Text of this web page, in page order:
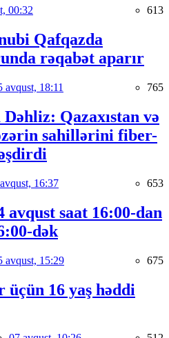
00:32 613
Qafqazda
rəqabət aparır
avqust, 18:11 765
Qazaxıstan və
sahillərini fiber-
16:37 653
avqust saat 16:00-dan
dək
avqust, 15:29 675
üçün 16 yaş həddi